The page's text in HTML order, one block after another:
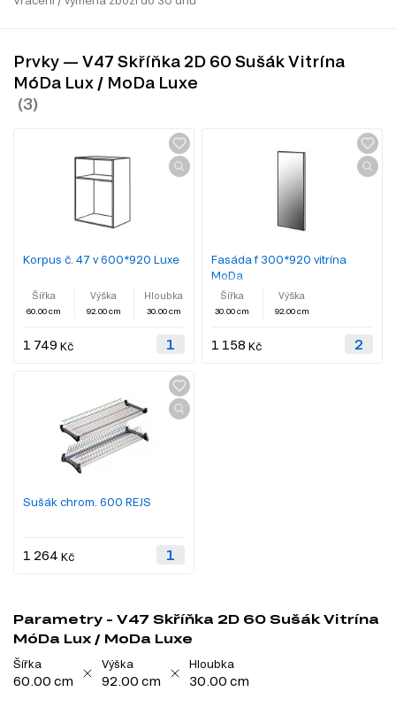
Prvky — V47 Skříňka 2D 60 Sušák Vitrína
MóDa Lux / MoDa Luxe
Korpus č. 47 v 600*920 Luxe
Šířka
60.00 cm
Výška
92.00 cm
Hloubka
30.00 cm
1 749 Kč
Fasáda f 300*920 vitrína
MoDa
Šířka
30.00 cm
Výška
92.00 cm
1 158 Kč
Sušák chrom. 600 REJS
1 264 Kč
Parametry - V47 Skříňka 2D 60 Sušák Vitrína
MóDa Lux / MoDa Luxe
Šířka
60.00 cm
Výška
92.00 cm
Hloubka
30.00 cm